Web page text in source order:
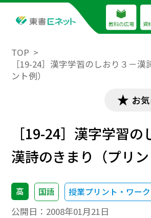
教科の広場 資
TOP
［19-24］漢字学習のしおり３－漢
ント例）
お
［19-24］漢字学習の
漢詩のきまり（プリン
高 国語 授業プリント・ワー
公開日： 2008年01月21日